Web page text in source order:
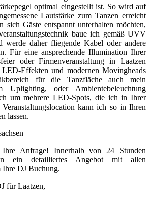
optimal eingestellt ist. So wird auf
Lautstärke zum Tanzen erreicht
sich Gäste entspannt unterhalten möchten,
baue ich gemäß UVV
daher fliegende Kabel oder andere
Für eine ansprechende Illumination Ihrer
oder Firmenveranstaltung in Laatzen
Effekten und modernen Movingheads
für die Tanzfläche auch mein
oder Ambientebeleuchtung
um mehrere LED-Spots, die ich in Ihrer
kann ich so in Ihren
lassen.
Anfrage! Innerhalb von 24 Stunden
ein detailliertes Angebot mit allen
DJ Buchung.
für Laatzen,